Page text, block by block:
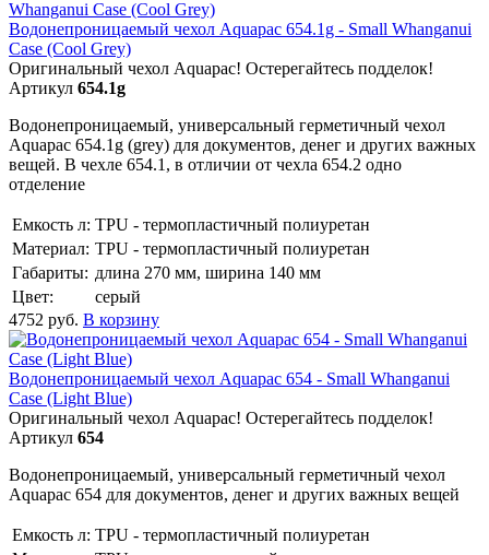
Водонепроницаемый чехол Aquapac 654.1g - Small Whanganui
Case (Cool Grey)
Оригинальный чехол Aquapac! Остерегайтесь подделок!
Артикул 654.1g
Водонепроницаемый, универсальный герметичный чехол
Aquapac 654.1g (grey) для документов, денег и других важных
вещей. В чехле 654.1, в отличии от чехла 654.2 одно
отделение
Емкость л: TPU - термопластичный полиуретан
Материал: TPU - термопластичный полиуретан
Габариты: длина 270 мм, ширина 140 мм
Цвет:
серый
4752 руб. В корзину
Водонепроницаемый чехол Aquapac 654 - Small Whanganui
Case (Light Blue)
Оригинальный чехол Aquapac! Остерегайтесь подделок!
Артикул 654
Водонепроницаемый, универсальный герметичный чехол
Aquapac 654 для документов, денег и других важных вещей
Емкость л: TPU - термопластичный полиуретан